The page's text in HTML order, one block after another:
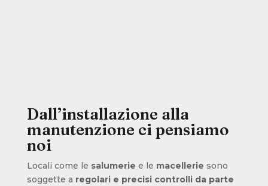
Dall’installazione alla
manutenzione ci pensiamo
noi
Locali come le salumerie e le macellerie sono
soggette a regolari e precisi controlli da parte